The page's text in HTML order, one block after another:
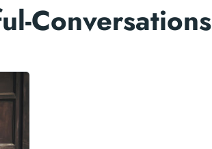
Conversations